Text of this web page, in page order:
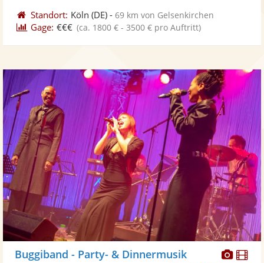
Standort: Köln (DE) -69 km von Gelsenkirchen
Gage: €€€ (ca. 1800 € - 3500 € pro Auftritt)
Buggiband - Party- & Dinnermusik